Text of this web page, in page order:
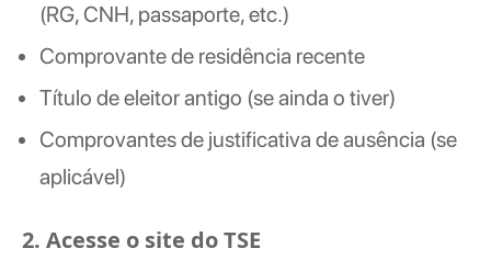
(RG, CNH, passaporte, etc.)
Comprovante de residência recente
Título de eleitor antigo (se ainda o tiver)
Comprovantes de justificativa de ausência (se
aplicável)
2. Acesse o site do TSE